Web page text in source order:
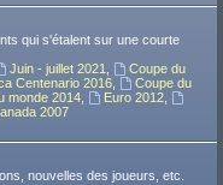
qui s'étalent sur une courte
Juin - juillet 2021
Coupe du
Centenario 2016,
Coupe du
monde 2014, Euro 2012,
2007
nouvelles des joueurs, etc.